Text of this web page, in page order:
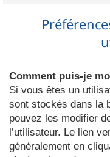
Comment puis-je
Si vous êtes un
sont stockés dans la
pouvez les modifier
l’utilisateur. Le lien
généralement en